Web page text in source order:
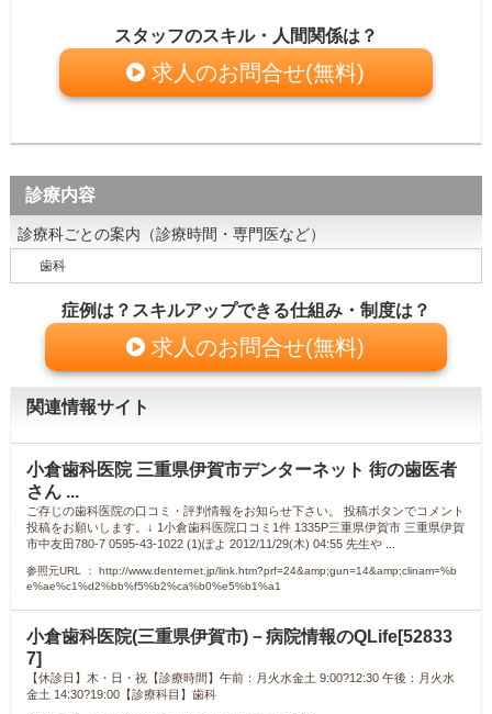
スタッフのスキル・人間関係は？
求人のお問合せ(無料)
診療内容
診療科ごとの案内（診療時間・専門医など）
歯科
症例は？スキルアップできる仕組み・制度は？
求人のお問合せ(無料)
関連情報サイト
小倉歯科医院 三重県伊賀市デンターネット 街の歯医者
さん ...
ご存じの歯科医院の口コミ・評判情報をお知らせ下さい。 投稿ボタンでコメント
投稿をお願いします。↓ 1小倉歯科医院口コミ1件 1335P三重県伊賀市 三重県伊賀
市中友田780-7 0595-43-1022 (1)ぽよ 2012/11/29(木) 04:55 先生や ...
参照元URL ： http://www.denternet.jp/link.htm?prf=24&amp;gun=14&amp;clinam=%b
e%ae%c1%d2%bb%f5%b2%ca%b0%e5%b1%a1
小倉歯科医院(三重県伊賀市)－病院情報のQLife[52833
7]
【休診日】木・日・祝【診療時間】午前：月火水金土 9:00?12:30 午後：月火水
金土 14:30?19:00【診療科目】歯科